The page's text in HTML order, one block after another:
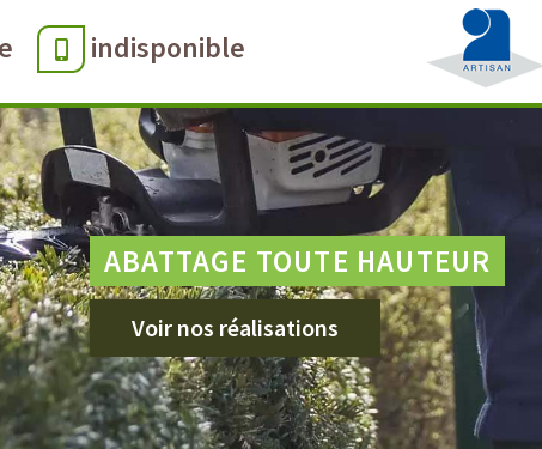
indisponible
ABATTAGE TOUTE HAUTEUR
Voir nos réalisations